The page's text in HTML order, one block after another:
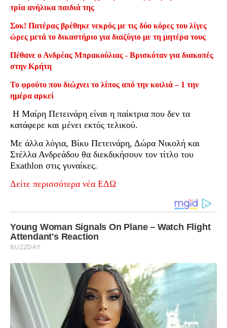
τρία ανήλικα παιδιά της
Σοκ! Πατέρας βρέθηκε νεκρός με τις δύο κόρες του λίγες
ώρες μετά το δικαστήριο για διαζύγιο με τη μητέρα τους
Πέθανε ο Ανδρέας Μπρακούλιας - Βρισκόταν για διακοπές
στην Κρήτη
Το φρούτο που διώχνει το λίπος από την κοιλιά – 1 την
ημέρα αρκεί
Η Μαίρη Πετεινάρη είναι η παίκτρια που δεν τα
κατάφερε και μένει εκτός τελικού.
Με άλλα λόγια, Βίκυ Πετεινάρη, Δώρα Νικολή και
Στέλλα Ανδρεάδου θα διεκδικήσουν τον τίτλο του
Exathlon στις γυναίκες.
Δείτε περισσότερα νέα ΕΔΩ